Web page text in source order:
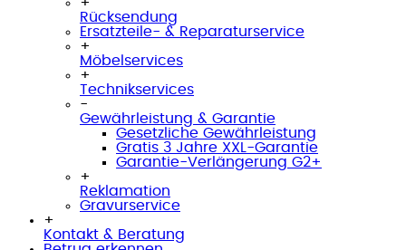
Rücksendung
Ersatzteile- & Reparaturservice
+
Möbelservices
+
Technikservices
-
Gewährleistung & Garantie
Gesetzliche Gewährleistung
Gratis 3 Jahre XXL-Garantie
Garantie-Verlängerung G2+
+
Reklamation
Gravurservice
+
Kontakt & Beratung